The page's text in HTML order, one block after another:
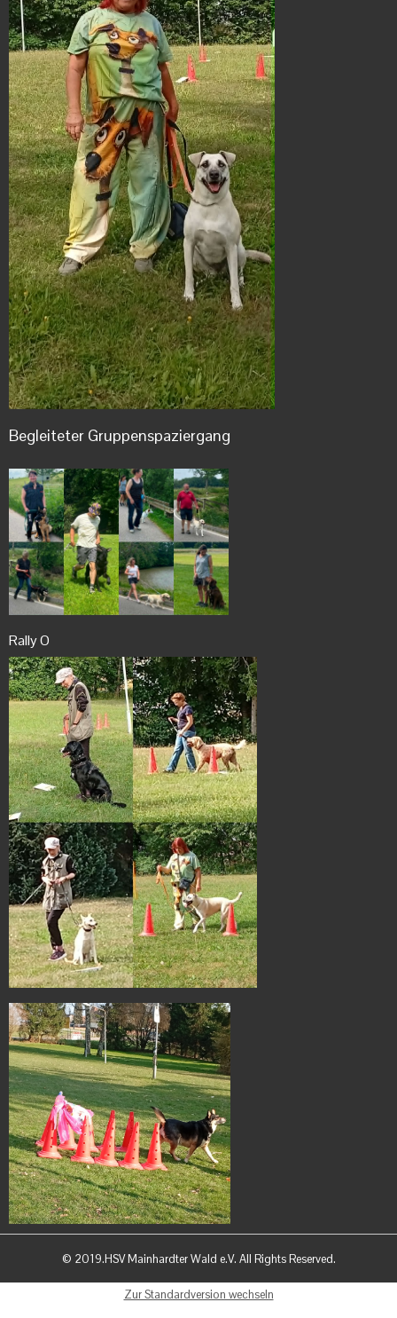
Begleiteter Gruppenspaziergang
Rally O
© 2019.HSV Mainhardter Wald e.V. All Rights Reserved.
Zur Standardversion wechseln